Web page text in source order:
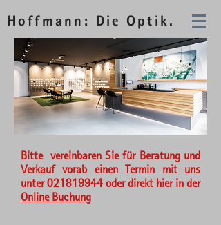
Hoffmann: Die Optik.
Bitte vereinbaren Sie für Beratung und
Verkauf vorab einen Termin mit uns
unter 021819944 oder direkt hier in der
Online Buchung